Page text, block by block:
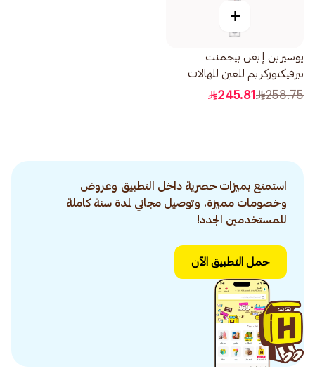
+
يوسيرين إيفن بيجمنت
بيرفيكتوركريم للعين للهالات
السوداء 15مل
258.75
245.81
استمتع بميزات حصرية داخل التطبيق وعروض
وخصومات مميزة. وتوصيل مجاني لمدة سنة كاملة
للمستخدمين الجدد!
حمل التطبيق الآن